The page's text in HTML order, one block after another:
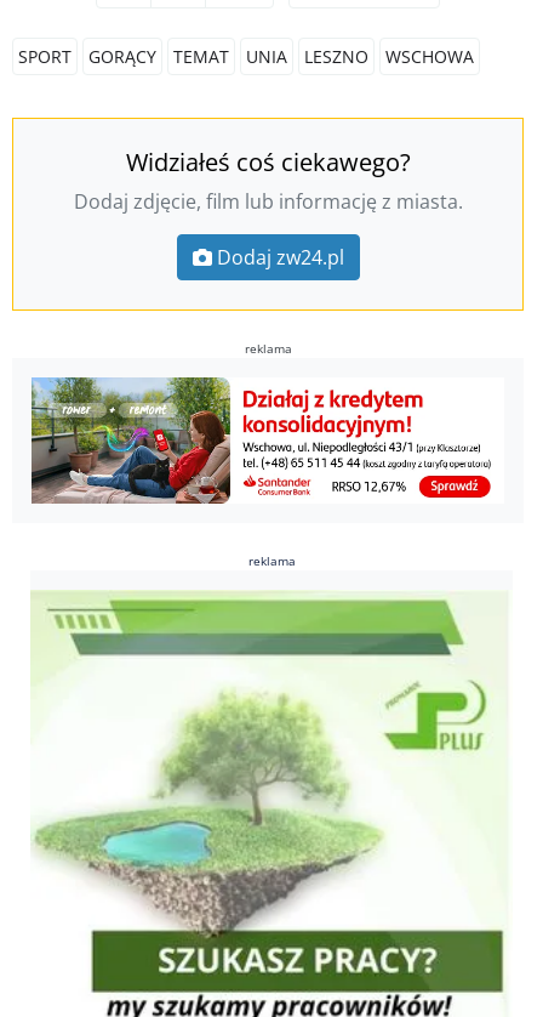
SPORT GORĄCY TEMAT UNIA LESZNO WSCHOWA
Widziałeś coś ciekawego?
Dodaj zdjęcie, film lub informację z miasta.
Dodaj zw24.pl
reklama
reklama